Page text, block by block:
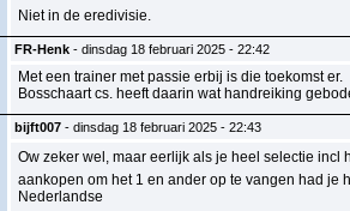
Niet in de eredivisie.
FR-Henk - dinsdag 18 februari 2025 - 22:42
Met een trainer met passie erbij is die toekomst er.
Bosschaart cs. heeft daarin wat handreiking
bijft007 - dinsdag 18 februari 2025 - 22:43
Ow zeker wel, maar eerlijk als je heel selectie
aankopen om het 1 en ander op te vangen had je
Nederlandse